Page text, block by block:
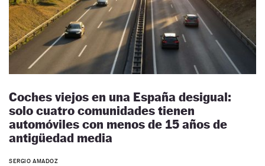
Coches viejos en una España desigual:
solo cuatro comunidades tienen
automóviles con menos de 15 años de
antigüedad media
SERGIO AMADOZ